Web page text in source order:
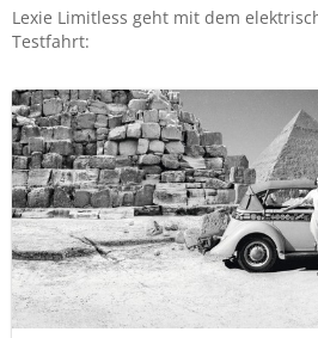
Lexie Limitless geht mit dem
Testfahrt: